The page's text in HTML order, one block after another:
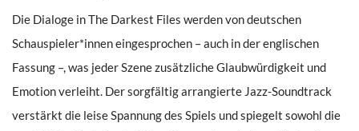
Die Dialoge in The Darkest Files werden von deutschen
Schauspieler*innen eingesprochen – auch in der englischen
Fassung –, was jeder Szene zusätzliche Glaubwürdigkeit und
Emotion verleiht. Der sorgfältig arrangierte Jazz-Soundtrack
verstärkt die leise Spannung des Spiels und spiegelt sowohl die